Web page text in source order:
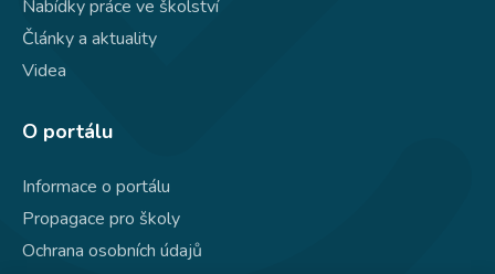
Nabídky práce ve školství
Články a aktuality
Videa
O portálu
Informace o portálu
Propagace pro školy
Ochrana osobních údajů